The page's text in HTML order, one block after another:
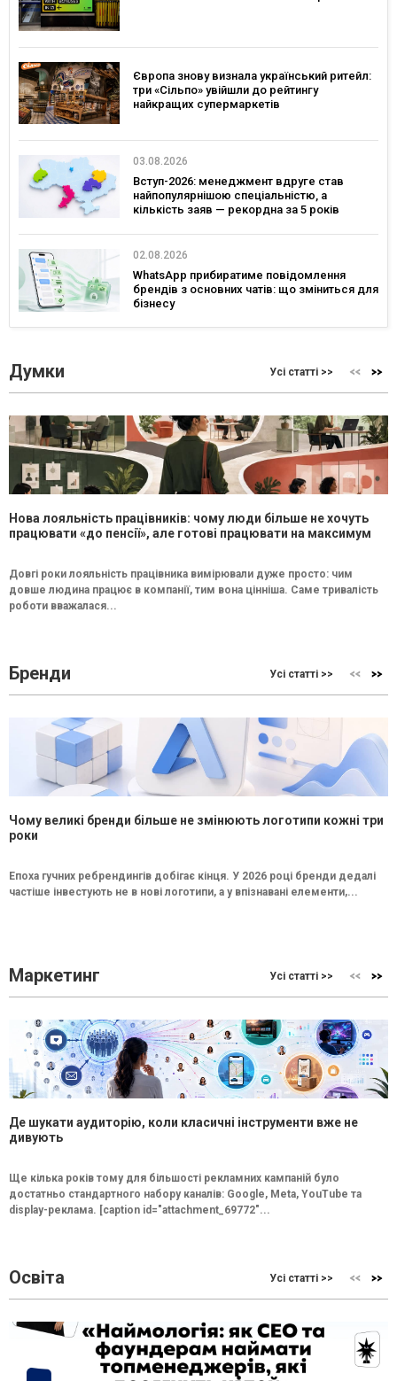
Європа знову визнала український ритейл:
три «Сільпо» увійшли до рейтингу
найкращих супермаркетів
03.08.2026
Вступ-2026: менеджмент вдруге став
найпопулярнішою спеціальністю, а
кількість заяв — рекордна за 5 років
02.08.2026
WhatsApp прибиратиме повідомлення
брендів з основних чатів: що зміниться для
бізнесу
Думки Усі статті >>
Нова лояльність працівників: чому люди більше не хочуть
працювати «до пенсії», але готові працювати на максимум
Довгі роки лояльність працівника вимірювали дуже просто: чим
довше людина працює в компанії, тим вона цінніша. Саме тривалість
роботи вважалася...
Бренди Усі статті >>
Чому великі бренди більше не змінюють логотипи кожні три
роки
Епоха гучних ребрендингів добігає кінця. У 2026 році бренди дедалі
частіше інвестують не в нові логотипи, а у впізнавані елементи,...
Маркетинг Усі статті >>
Де шукати аудиторію, коли класичні інструменти вже не
дивують
Ще кілька років тому для більшості рекламних кампаній було
достатньо стандартного набору каналів: Google, Meta, YouTube та
display-реклама. [caption id="attachment_69772"...
Освіта Усі статті >>